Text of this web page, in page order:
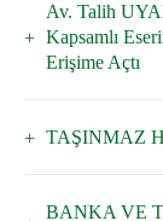
Av. Talih
Kapsamlı
Erişime Açtı
TAŞINMAZ
BANKA VE